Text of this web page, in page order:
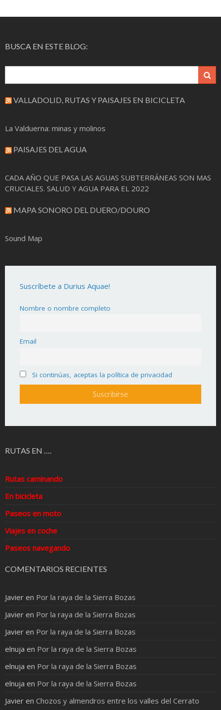
BUSCA EN ESTE BLOG:
VALLADOLID, RUTAS Y PAISAJES EN BICICLETA
La Valduerna: minas y molinos
PAISAJES DEL AGUA
CADA AÑO QUE PASA LAS AGUAS SUBTERRÁNEAS SON MAS
CRUCIALES. SALUD Y AGUA PARA EL 2022
MAPA SONORO DEL DUERO/DOURO
Sound Map
Suscríbete a Durius Aquae!
Nombre o nombre completo
Email
Si continúas, aceptas la política de privacidad
RUTAS EN ….
Rutas caminando
En bicicleta
Paseos en moto
Viajes en coche
Paseos navegando
COMENTARIOS RECIENTES
Javier en Por la raya de la Sierra Bozas
Javier en Por la raya de la Sierra Bozas
Javier en Por la raya de la Sierra Bozas
elnuja en Por la raya de la Sierra Bozas
elnuja en Por la raya de la Sierra Bozas
elnuja en Por la raya de la Sierra Bozas
Javier en Chozos y almendros entre los valles del Cerrato